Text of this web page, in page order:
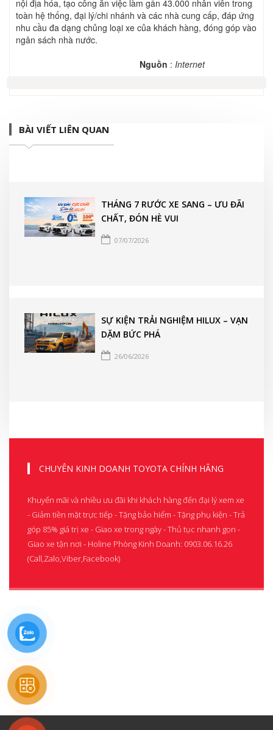
nội địa hóa, tạo công ăn việc làm gần 43.000 nhân viên trong
toàn hệ thống, đại lý/chi nhánh và các nhà cung cấp, đáp ứng
nhu cầu đa dạng chủng loại xe của khách hàng, đóng góp vào
ngân sách nhà nước.
Nguồn : Internet
BÀI VIẾT LIÊN QUAN
THÁNG 7 RƯỚC XE SANG – ƯU ĐÃI
CHẤT, ĐÓN HÈ VUI
07/07/2026
SỰ KIỆN TRẢI NGHIỆM HILUX – VẠN
DẶM BỨC PHÁ
26/06/2026
CHUYÊN KINH DOANH TOYOTA CHÍNH HÃNG
Khuyến mãi và nhiều ưu đãi khi khách hàng đến đại lý xem xe
- Giảm tiền mặt trực tiếp - Tặng bảo hiểm - Tặng phụ kiện - Trả
góp 85% giá trị xe - Giao xe trong ngày - Thủ tục nhanh gọn -
Giao xe tận nơi - Holine Phòng Kinh Doanh: 0903.06.16.26
(Call,Zalo,Viber,Facebook)